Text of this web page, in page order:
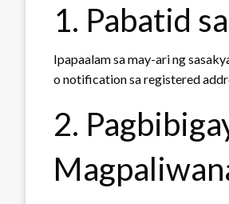
1. Pabatid
Ipapaalam sa may-ari ng
o notification sa registered
2.